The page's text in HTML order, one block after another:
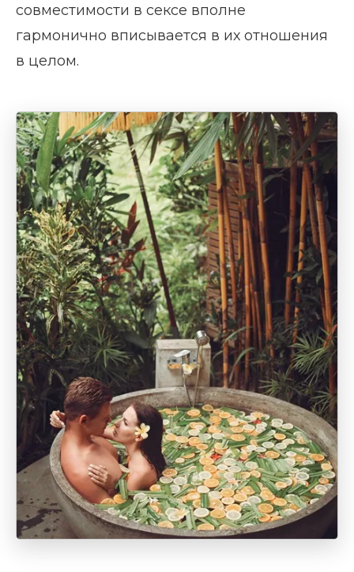
совместимости в сексе вполне
гармонично вписывается в их отношения
в целом.